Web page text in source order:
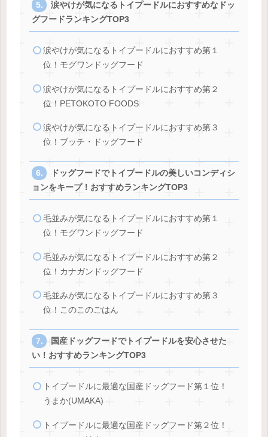
涙やけが気になるトイプードルにおすすめなドッ
グフードランキングTOP3
涙やけが気になるトイプードルにおすすめ第１
位！モグワンドッグフード
涙やけが気になるトイプードルにおすすめ第２
位！PETOKOTO FOODS
涙やけが気になるトイプードルにおすすめ第３
位！ブッチ・ドッグフード
ドッグフードでトイプードルの美しいコンディシ
ョンをキープ！おすすめランキングTOP3
毛並みが気になるトイプードルにおすすめ第１
位！モグワンドッグフード
毛並みが気になるトイプードルにおすすめ第２
位！カナガンドッグフード
毛並みが気になるトイプードルにおすすめ第３
位！このこのごはん
国産ドッグフードでトイプードルを安心させた
い！おすすめランキングTOP3
トイプードルに最適な国産ドッグフード第１位！
うまか(UMAKA)
トイプードルに最適な国産ドッグフード第２位！